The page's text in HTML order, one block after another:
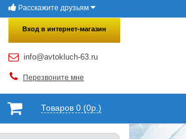
×
Расскажите друзьям
Вход в интернет-магазин
info@avtokluch-63.ru
Перезвоните мне
Товаров 0 (0р.)